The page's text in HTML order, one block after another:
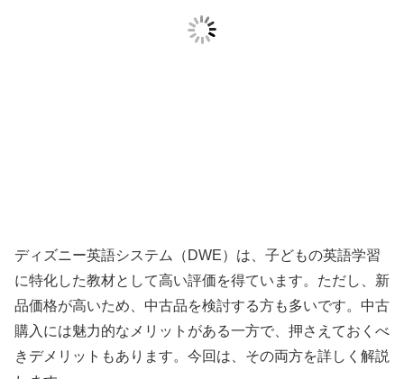
ディズニー英語システム（DWE）は、子どもの英語学習
に特化した教材として高い評価を得ています。ただし、新
品価格が高いため、中古品を検討する方も多いです。中古
購入には魅力的なメリットがある一方で、押さえておくべ
きデメリットもあります。今回は、その両方を詳しく解説